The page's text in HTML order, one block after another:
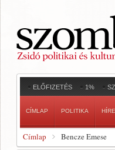
ELŐFIZETÉS 1%
CÍMLAP POLITIKA
Címlap Bencze Emese